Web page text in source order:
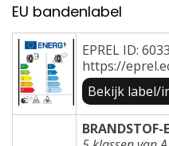
EU bandenlabel
EPREL ID:
https://
Bekijk label/
BRANDSTOF-